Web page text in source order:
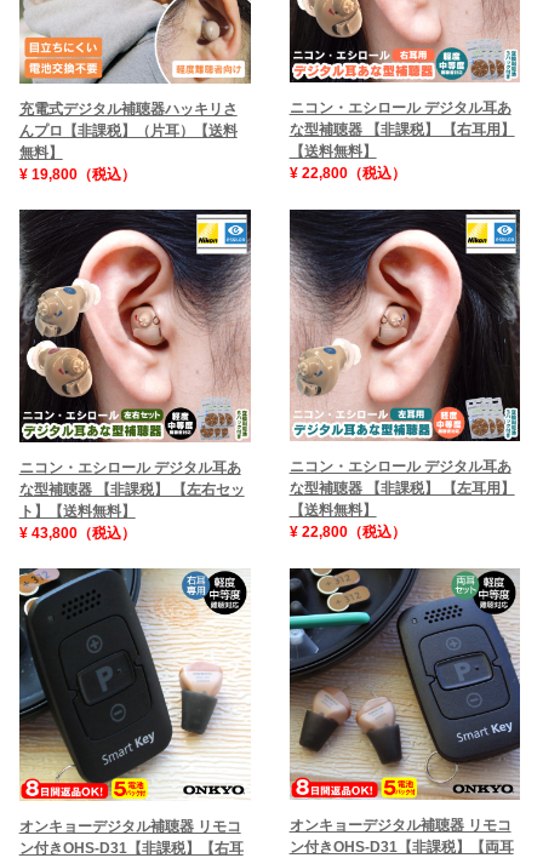
充電式デジタル補聴器ハッキリさ
んプロ【非課税】（片耳）【送料
無料】
¥ 19,800（税込）
ニコン・エシロール デジタル耳あ
な型補聴器 【非課税】 【右耳用】
【送料無料】
¥ 22,800（税込）
ニコン・エシロール デジタル耳あ
な型補聴器 【非課税】 【左右セッ
ト】【送料無料】
¥ 43,800（税込）
ニコン・エシロール デジタル耳あ
な型補聴器 【非課税】 【左耳用】
【送料無料】
¥ 22,800（税込）
オンキョーデジタル補聴器 リモコ
ン付きOHS-D31【非課税】【右耳
オンキョーデジタル補聴器 リモコ
ン付きOHS-D31【非課税】【両耳